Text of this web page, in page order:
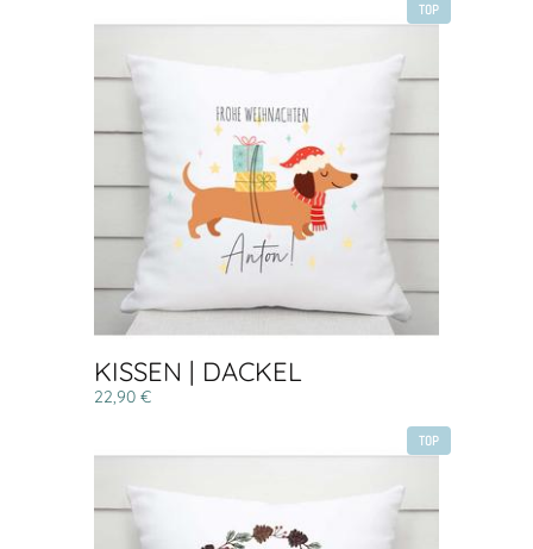
TOP
KISSEN | DACKEL
22,90 €
TOP